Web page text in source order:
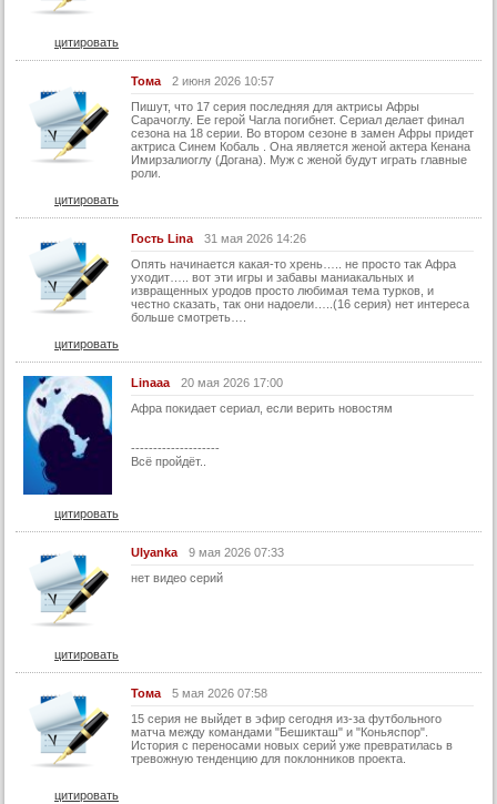
цитировать
Тома
2 июня 2026 10:57
Пишут, что 17 серия последняя для актрисы Афры
Сарачоглу. Ее герой Чагла погибнет. Сериал делает финал
сезона на 18 серии. Во втором сезоне в замен Афры придет
актриса Синем Кобаль . Она является женой актера Кенана
Имирзалиоглу (Догана). Муж с женой будут играть главные
роли.
цитировать
Гость Lina
31 мая 2026 14:26
Опять начинается какая-то хрень….. не просто так Афра
уходит….. вот эти игры и забавы маниакальных и
извращенных уродов просто любимая тема турков, и
честно сказать, так они надоели…..(16 серия) нет интереса
больше смотреть….
цитировать
Linaaa
20 мая 2026 17:00
Афра покидает сериал, если верить новостям
--------------------
Всё пройдёт..
цитировать
Ulyanka
9 мая 2026 07:33
нет видео серий
цитировать
Тома
5 мая 2026 07:58
15 серия не выйдет в эфир сегодня из-за футбольного
матча между командами "Бешикташ" и "Коньяспор".
История с переносами новых серий уже превратилась в
тревожную тенденцию для поклонников проекта.
цитировать